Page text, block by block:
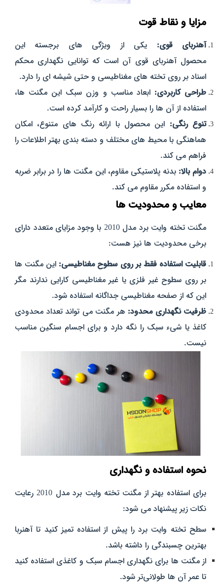
مزایا و نقاط قوت
آهنربای قوی: یکی از ویژگی‌ های برجسته این
محصول آهنربای قوی آن است که توانایی نگهداری محکم
اسناد بر روی تخته‌ های مغناطیسی و حتی شیشه‌ ای را دارد.
طراحی کاربردی: ابعاد مناسب و وزن سبک این مگنت‌ ها،
استفاده از آن‌ ها را بسیار راحت و کارآمد کرده است.
تنوع رنگی: این محصول با ارائه رنگ‌ های متنوع، امکان
هماهنگی با محیط‌ های مختلف و دسته‌ بندی بهتر اطلاعات را
فراهم می‌ کند.
دوام بالا: بدنه پلاستیکی مقاوم، این مگنت‌ ها را در برابر ضربه
و استفاده مکرر مقاوم می‌ کند.
معایب و محدودیت‌ ها
مگنت تخته وایت برد مدل 2010 با وجود مزایای متعدد دارای
برخی محدودیت‌ ها نیز هست:
قابلیت استفاده فقط بر روی سطوح مغناطیسی: این مگنت‌ ها
بر روی سطوح غیر فلزی یا غیر مغناطیسی کارایی ندارند مگر
این که از صفحه مغناطیسی جداگانه استفاده شود.
ظرفیت نگهداری محدود: هر مگنت می‌ تواند تعداد محدودی
کاغذ یا شیء سبک را نگه دارد و برای اجسام سنگین مناسب
نیست.
نحوه استفاده و نگهداری
برای استفاده بهتر از مگنت تخته وایت برد مدل 2010 رعایت
نکات زیر پیشنهاد می‌ شود:
سطح تخته وایت برد را پیش از استفاده تمیز کنید تا آهنربا
بهترین چسبندگی را داشته باشد.
از مگنت‌ ها برای نگهداری اجسام سبک و کاغذی استفاده کنید
تا عمر آن‌ ها طولانی‌تر شود.